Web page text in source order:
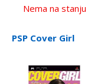
Nema na stanju
PSP Cover Girl